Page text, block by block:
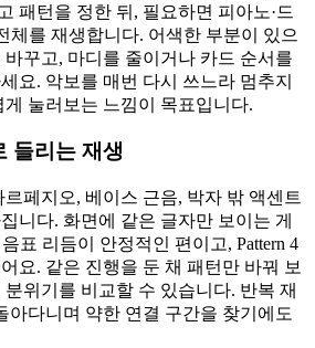
패턴을 정한 뒤, 필요하면 피아노·드
체를 재생합니다. 어색한 부분이 있으
꾸고, 마디를 줄이거나 카드 순서를
요. 악보를 매번 다시 쓰느라 멈추지
눌러보는 느낌이 목표입니다.
들리는 재생
페지오, 베이스 근음, 박자 밖 액센트
니다. 화면에 같은 글자만 보이는 게
표 리듬이 안정적인 편이고, Pattern 4
요. 같은 진행을 둔 채 패턴만 바꿔 보
위기를 비교할 수 있습니다. 반복 재
아다니며 약한 연결 구간을 찾기에도